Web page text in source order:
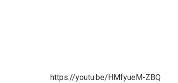
https://youtu.be/HMfyueM-ZBQ